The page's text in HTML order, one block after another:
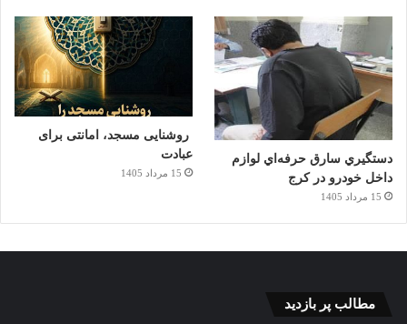
دستگيري سارق حرفه‌اي لوازم
داخل خودرو در کرج
15 مرداد 1405
روشنایی مسجد، امانتی برای
عبادت
15 مرداد 1405
مطالب پر بازدید